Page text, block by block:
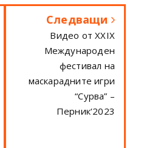
Следващи
Видео от ХХIX
Mеждународен
фестивал на
маскарадните игри
“Сурва” –
Перник‘2023